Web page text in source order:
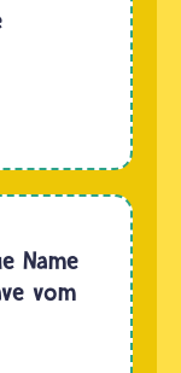
Name
vom